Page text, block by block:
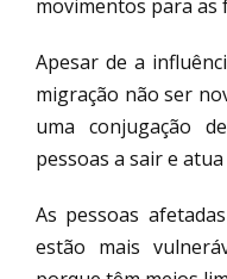
movimentos para as
Apesar de a
migração não ser
uma conjugação
pessoas a sair e
As pessoas
estão mais